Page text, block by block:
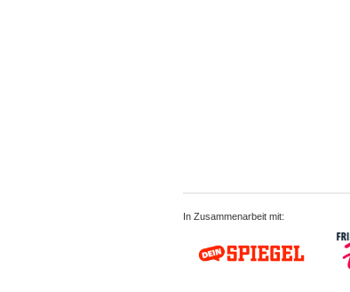
In Zusammenarbeit mit: